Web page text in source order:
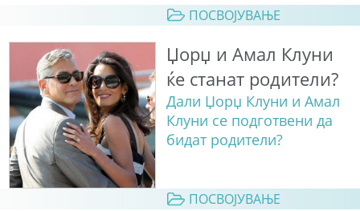
ПОСВОЈУВАЊЕ
Џорџ и Амал Клуни
ќе станат родители?
Дали Џорџ Клуни и Амал
Клуни се подготвени да
бидат родители?
ПОСВОЈУВАЊЕ